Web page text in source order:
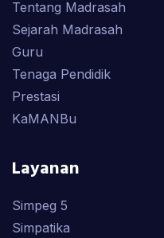
Tentang Madrasah
Sejarah Madrasah
Guru
Tenaga Pendidik
Prestasi
KaMANBu
Layanan
Simpeg 5
Simpatika